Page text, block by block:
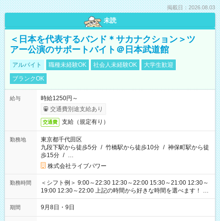
掲載日：2026.08.03
未読
＜日本を代表するバンド＊サカナクション＞ツ
アー公演のサポートバイト＠日本武道館
アルバイト 職種未経験OK 社会人未経験OK
大学生歓迎
ブランクOK
給与
時給1250円～
交通費別途支給あり
交通費 支給（規定有り）
勤務地
東京都千代田区
九段下駅から徒歩5分 / 竹橋駅から徒歩10分 / 神保町駅から徒
歩15分 / …
株式会社ライブパワー
勤務時間
＜シフト例＞ 9:00～22:30 12:30～22:00 15:30～21:00 12:30～
19:00 12:30～22:00 上記の時間から好きな時間を選べます！ ※
時間は変更となる可能性があります
期間 9月8日・9日